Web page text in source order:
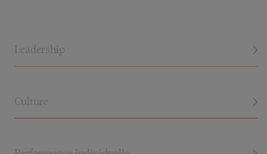
Leadership x
Culture x
x